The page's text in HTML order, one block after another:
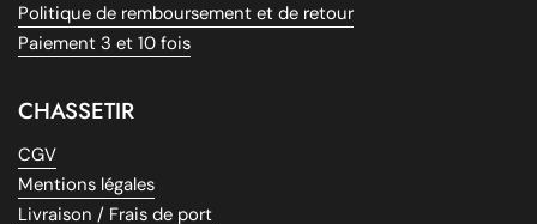
Politique de remboursement et de retour
Paiement 3 et 10 fois
CHASSETIR
CGV
Mentions légales
Livraison / Frais de port